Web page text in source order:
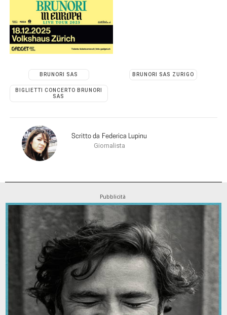
BRUNORI SAS BRUNORI SAS ZURIGO
BIGLIETTI CONCERTO BRUNORI
SAS
Scritto da Federica Lupinu
Giornalista
Pubblicità